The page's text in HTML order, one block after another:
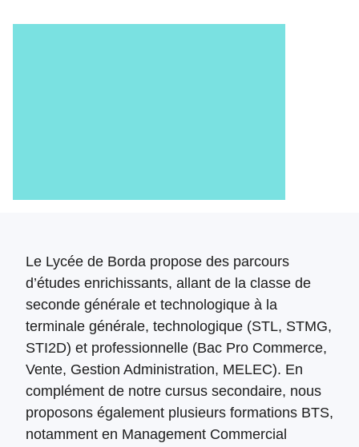
Le Lycée de Borda propose des parcours
d’études enrichissants, allant de la classe de
seconde générale et technologique à la
terminale générale, technologique (STL, STMG,
STI2D) et professionnelle (Bac Pro Commerce,
Vente, Gestion Administration, MELEC). En
complément de notre cursus secondaire, nous
proposons également plusieurs formations BTS,
notamment en Management Commercial